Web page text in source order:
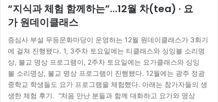
“지식과 체험 함께하는”…12월 차(tea) · 요
가 원데이클래스
증심사 부설 무등문화마당이 운영하는 12월 원데이클래스가 3회기
에 걸쳐 진행됐다. 1, 3주차 토요일에는 티클래스와 싱잉볼 소리명
상, 불교 명상 프로그램이, 2주차 토요일에는 요가클래스와 싱잉
볼 소리명상, 불교 명상 프로그램이 진행됐다. 12월에는 광주 정광
중학교 학생들도 요가 프로그램을 체험했다. 아래는 참가자들의 생
생한 체험 후기. “처음 만난 분들과 함께 대화하고 요가와 명상